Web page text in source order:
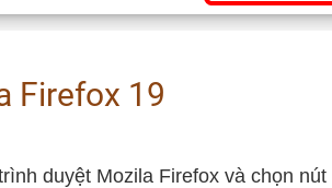
Firefox 19
duyệt Mozila Firefox và chọn nút